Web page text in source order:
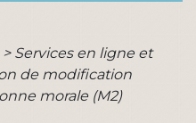
> Services en ligne et
de modification
morale (M2)